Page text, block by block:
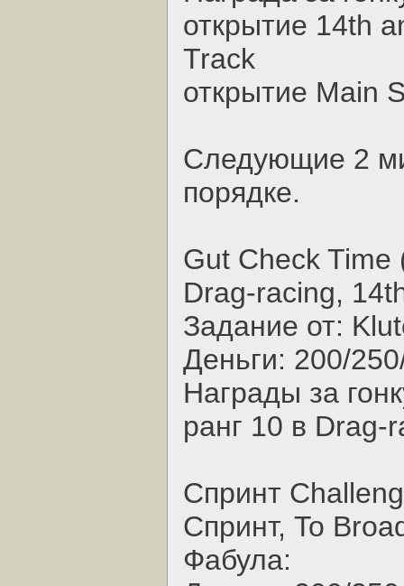
открытие 14th
Track
открытие Main
Следующие 2
порядке.
Gut Check Time
Drag-racing,
Задание от:
Деньги: 200/
Награды за
ранг 10 в Drag-
Спринт
Спринт, To
Фабула: